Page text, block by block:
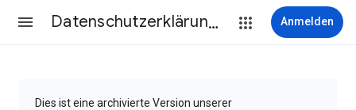
Datenschutzerklärung & Nutzungsbedingungen Anmelden
Dies ist eine archivierte Version unserer